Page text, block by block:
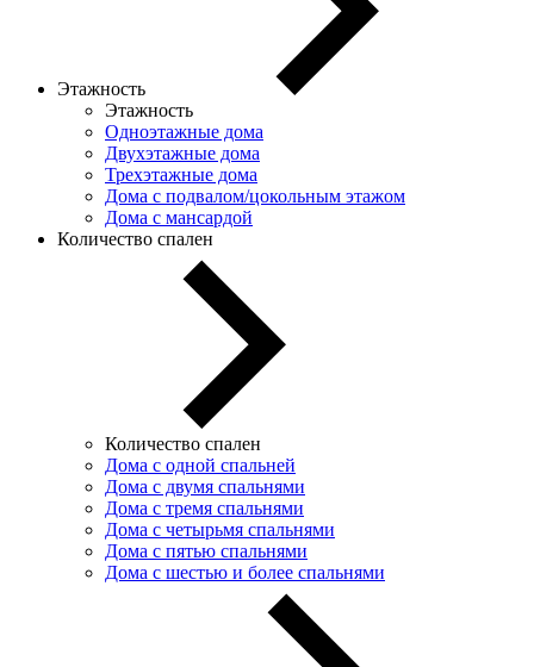
Этажность
Этажность
Одноэтажные дома
Двухэтажные дома
Трехэтажные дома
Дома с подвалом/цокольным этажом
Дома с мансардой
Количество спален
Количество спален
Дома с одной спальней
Дома с двумя спальнями
Дома с тремя спальнями
Дома с четырьмя спальнями
Дома с пятью спальнями
Дома с шестью и более спальнями